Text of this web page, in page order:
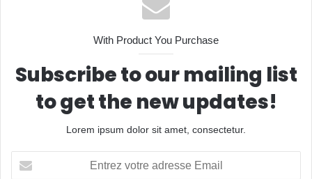
With Product You Purchase
Subscribe to our mailing list
to get the new updates!
Lorem ipsum dolor sit amet, consectetur.
votre